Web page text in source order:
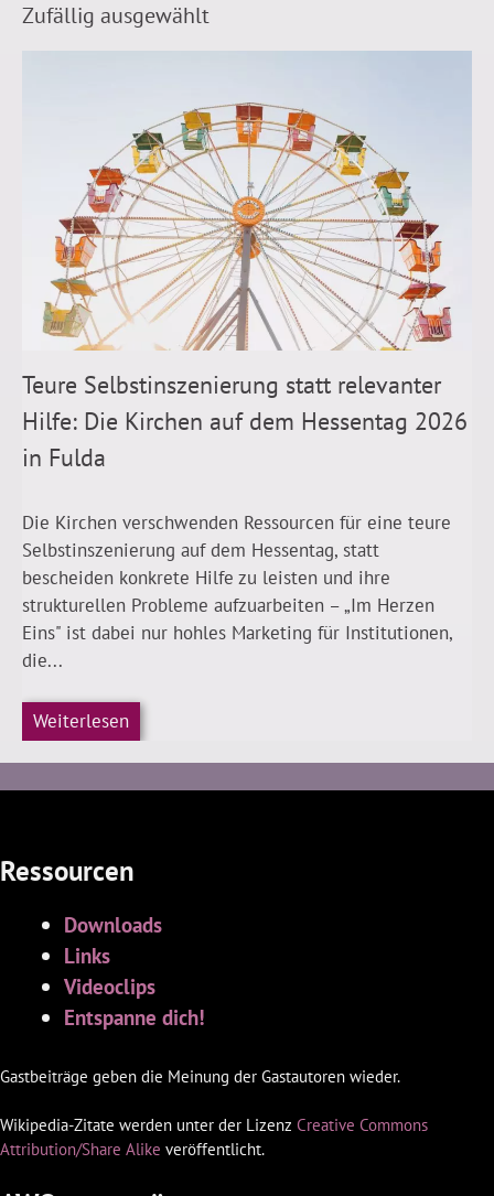
Zufällig ausgewählt
Teure Selbstinszenierung statt relevanter
Hilfe: Die Kirchen auf dem Hessentag 2026
in Fulda
Die Kirchen verschwenden Ressourcen für eine teure
Selbstinszenierung auf dem Hessentag, statt
bescheiden konkrete Hilfe zu leisten und ihre
strukturellen Probleme aufzuarbeiten – „Im Herzen
Eins" ist dabei nur hohles Marketing für Institutionen,
die...
Weiterlesen
Ressourcen
Downloads
Links
Videoclips
Entspanne dich!
Gastbeiträge geben die Meinung der Gastautoren wieder.
Wikipedia-Zitate werden unter der Lizenz Creative Commons
Attribution/Share Alike veröffentlicht.